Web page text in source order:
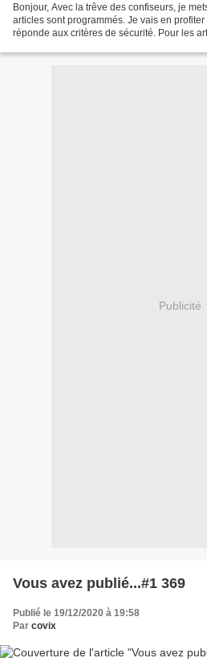
Bonjour, Avec la trêve des confiseurs, je
articles sont programmés. Je vais en
réponde aux critères de sécurité. Pour les
Publicité
Vous avez publié...#1 369
Publié le 19/12/2020 à 19:58
Par covix